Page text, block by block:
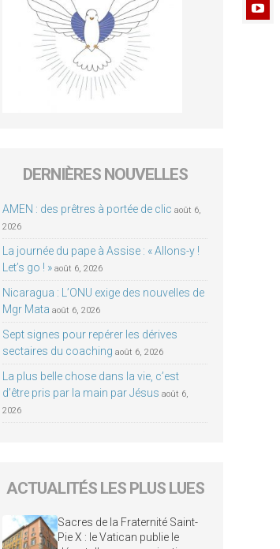
DERNIÈRES NOUVELLES
AMEN : des prêtres à portée de clic août 6,
2026
La journée du pape à Assise : « Allons-y !
Let’s go ! » août 6, 2026
Nicaragua : L’ONU exige des nouvelles de
Mgr Mata août 6, 2026
Sept signes pour repérer les dérives
sectaires du coaching août 6, 2026
La plus belle chose dans la vie, c’est
d’être pris par la main par Jésus août 6,
2026
ACTUALITÉS LES PLUS LUES
Sacres de la Fraternité Saint-
Pie X : le Vatican publie le